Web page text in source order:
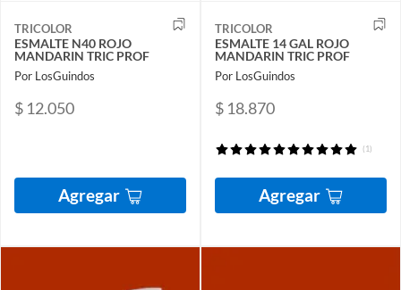
TRICOLOR
ESMALTE N40 ROJO
MANDARIN TRIC PROF
Por LosGuindos
$ 12.050
Agregar
TRICOLOR
ESMALTE 14 GAL ROJO
MANDARIN TRIC PROF
Por LosGuindos
$ 18.870
(1)
Agregar